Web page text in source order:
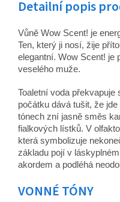
Detailní popis
Vůně Wow Scent! je
Ten, který ji nosí, žije
elegantní. Wow Scent! je
veselého muže.
Toaletní voda překvapuje
počátku dává tušit, že
tónech zní jasně směs
fialkových lístků. V
která symbolizuje
základu pojí v
akordem a podléhá
VONNÉ TÓNY